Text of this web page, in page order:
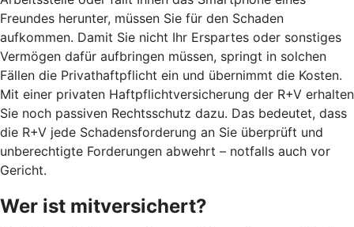
Freundes herunter, müssen Sie für den Schaden
aufkommen. Damit Sie nicht Ihr Erspartes oder sonstiges
Vermögen dafür aufbringen müssen, springt in solchen
Fällen die Privathaftpflicht ein und übernimmt die Kosten.
Mit einer privaten Haftpflichtversicherung der R+V erhalten
Sie noch passiven Rechtsschutz dazu. Das bedeutet, dass
die R+V jede Schadensforderung an Sie überprüft und
unberechtigte Forderungen abwehrt – notfalls auch vor
Gericht.
Wer ist mitversichert?